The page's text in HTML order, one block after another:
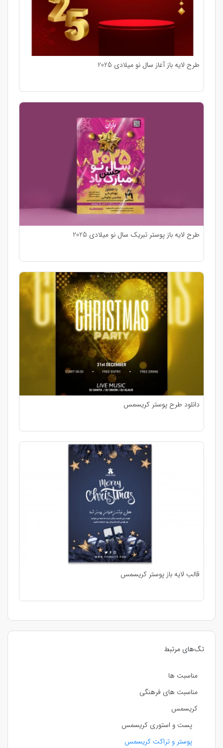
تگ‌های مرتبط
مناسبت ها
مناسبت های فرهنگی
کریسمس
پست و استوری کریسمس
پوستر و تراکت کریسمس
طرح لایه باز آغاز سال نو میلادی 2025
طرح لایه باز پوستر تبریک سال نو میلادی 2025
دانلود طرح پوستر کریسمس
قالب لایه باز پوستر کریسمس